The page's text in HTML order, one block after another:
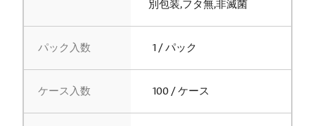
別包装,フタ無,非滅菌
パック入数 1 / パック
ケース入数 100 / ケース